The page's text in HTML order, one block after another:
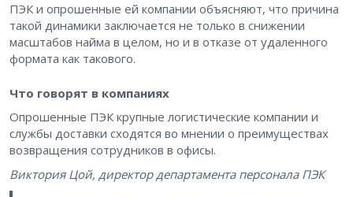
ПЭК и опрошенные ей компании объясняют, что причина
такой динамики заключается не только в снижении
масштабов найма в целом, но и в отказе от удаленного
формата как такового.
Что говорят в компаниях
Опрошенные ПЭК крупные логистические компании и
службы доставки сходятся во мнении о преимуществах
возвращения сотрудников в офисы.
Виктория Цой, директор департамента персонала ПЭК